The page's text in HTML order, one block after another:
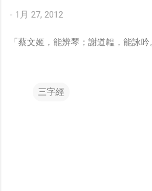
- 1月 27, 2012
「蔡文姬，能辨琴；謝道韞，能詠
三字經